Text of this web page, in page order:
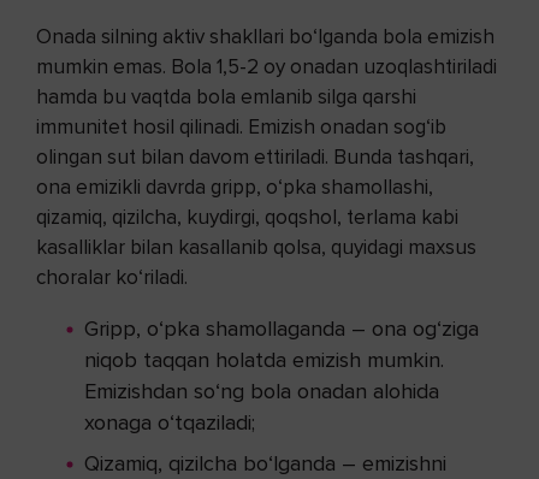
Onada silning aktiv shakllari bo‘lganda bola emizish
mumkin emas. Bola 1,5-2 oy onadan uzoqlashtiriladi
hamda bu vaqtda bola emlanib silga qarshi
immunitet hosil qilinadi. Emizish onadan sog‘ib
olingan sut bilan davom ettiriladi. Bunda tashqari,
ona emizikli davrda gripp, o‘pka shamollashi,
qizamiq, qizilcha, kuydirgi, qoqshol, terlama kabi
kasalliklar bilan kasallanib qolsa, quyidagi maxsus
choralar ko‘riladi.
Gripp, o‘pka shamollaganda – ona og‘ziga
niqob taqqan holatda emizish mumkin.
Emizishdan so‘ng bola onadan alohida
xonaga o‘tqaziladi;
Qizamiq, qizilcha bo‘lganda – emizishni